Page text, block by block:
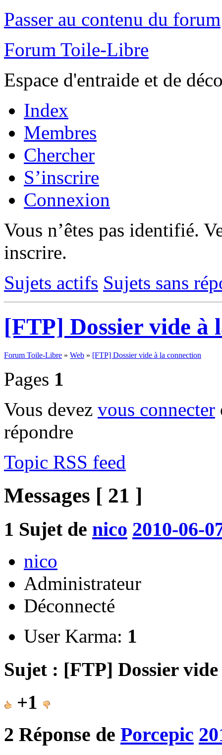
Passer au contenu du forum
Forum Toile-Libre
Espace d'entraide et de
Index
Membres
Chercher
S’inscrire
Connexion
Vous n’êtes pas identifié.
inscrire.
Sujets actifs Sujets sans
[FTP] Dossier vide à
Forum Toile-Libre » Web » [FTP] Dossier vide à la connection
Pages 1
Vous devez vous connecter
répondre
Topic RSS feed
Messages [ 21 ]
1 Sujet de nico 2010-06-
nico
Administrateur
Déconnecté
User Karma: 1
Sujet : [FTP] Dossier
+1
2 Réponse de Porcepic